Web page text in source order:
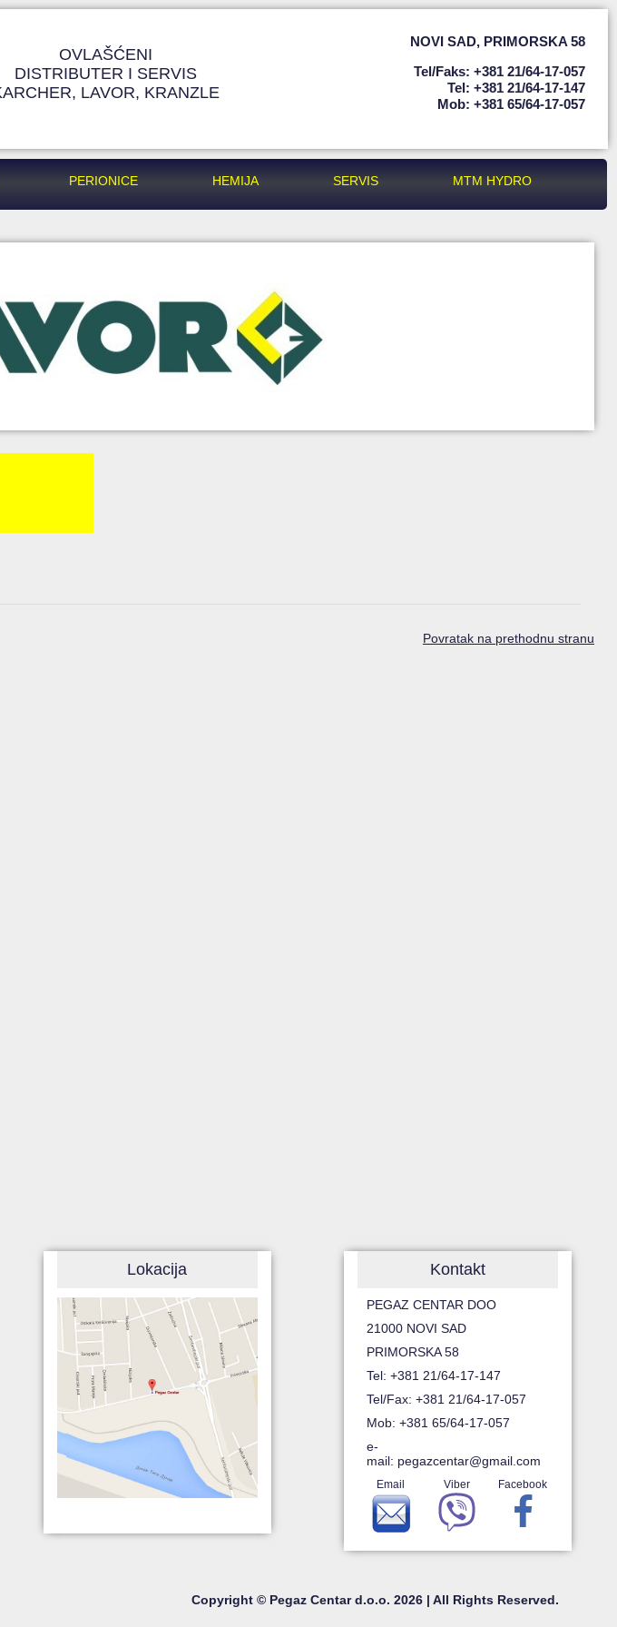
OVLAŠĆENI
DISTRIBUTER I SERVIS
LAVOR, KRANZLE
NOVI SAD, PRIMORSKA 58
Tel/faks: +381 21/64-17-057
Tel: +381 21/64-17-147
Mob: +381 65/64-17-057
PERIONICE HEMIJA SERVIS MTM HYDRO
Povratak na prethodnu stranu
Lokacija Kontakt
PEGAZ CENTAR DOO
21000 NOVI SAD
PRIMORSKA 58
Tel: +381 21/64-17-147
Tel/Fax: +381 21/64-17-057
Mob: +381 65/64-17-057
e-
mail: pegazcentar@gmail.com
Email Viber Facebook
Copyright © Pegaz Centar d.o.o. 2026 | All Rights Reserved.